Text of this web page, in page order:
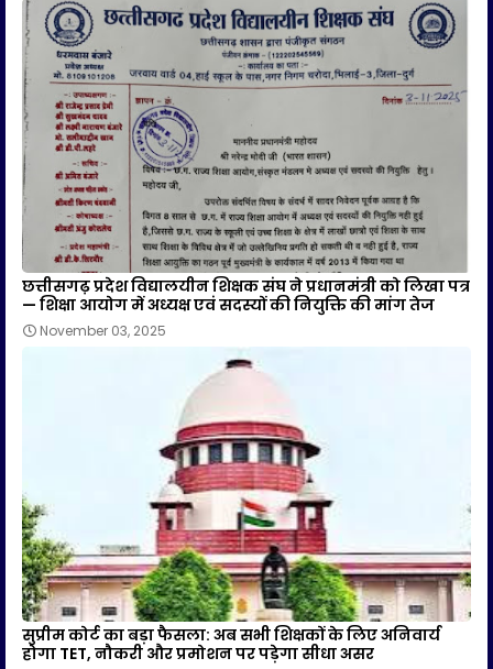
छत्तीसगढ़ प्रदेश विद्यालयीन शिक्षक संघ ने प्रधानमंत्री को लिखा पत्र
— शिक्षा आयोग में अध्यक्ष एवं सदस्यों की नियुक्ति की मांग तेज
November 03, 2025
सुप्रीम कोर्ट का बड़ा फैसला: अब सभी शिक्षकों के लिए अनिवार्य
होगा TET, नौकरी और प्रमोशन पर पड़ेगा सीधा असर